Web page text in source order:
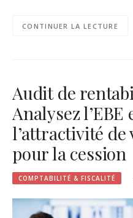
CONTINUER LA LECTURE
Audit de
Analysez
l’attractivité
pour la cession
COMPTABILITÉ & FISCALITÉ